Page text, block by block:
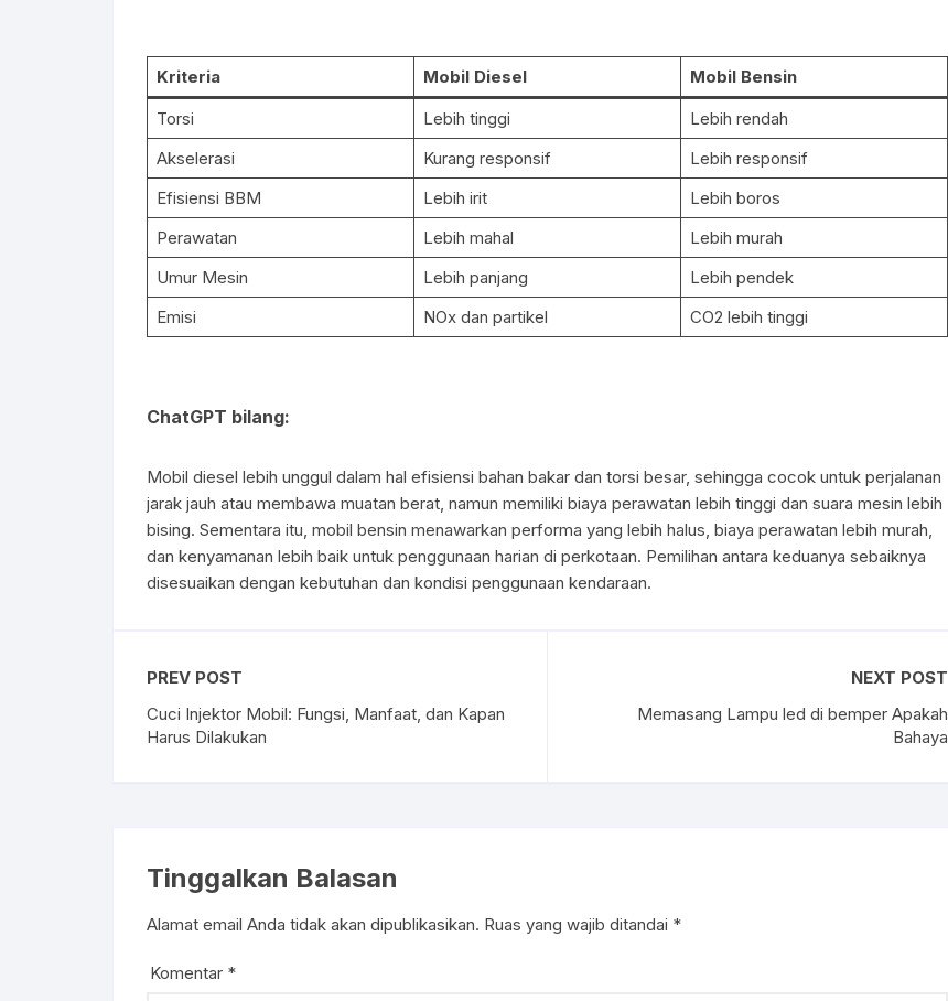
Kriteria Mobil Diesel
Mobil Bensin
Torsi
Lebih tinggi
Lebih rendah
Akselerasi
Kurang responsif
Lebih responsif
Efisiensi BBM
Lebih irit
Lebih boros
Perawatan
Lebih mahal
Lebih murah
Umur Mesin
Lebih panjang
Lebih pendek
Emisi
NOx dan partikel CO2 lebih tinggi
ChatGPT bilang:
Mobil diesel lebih unggul dalam hal efisiensi bahan bakar dan torsi besar, sehingga cocok untuk perjalanan
jarak jauh atau membawa muatan berat, namun memiliki biaya perawatan lebih tinggi dan suara mesin lebih
bising. Sementara itu, mobil bensin menawarkan performa yang lebih halus, biaya perawatan lebih murah,
dan kenyamanan lebih baik untuk penggunaan harian di perkotaan. Pemilihan antara keduanya sebaiknya
disesuaikan dengan kebutuhan dan kondisi penggunaan kendaraan.
PREV POST
Cuci Injektor Mobil: Fungsi, Manfaat, dan Kapan
Harus Dilakukan
NEXT POST
Memasang Lampu led di bemper Apakah
Bahaya
Tinggalkan Balasan
Alamat email Anda tidak akan dipublikasikan. Ruas yang wajib ditandai *
Komentar *